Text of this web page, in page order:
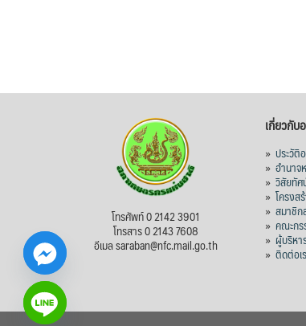
โทรศัพท์ 0 2142 3901
โทรสาร 0 2143 7608
อีเมล saraban@nfc.mail.go.th
เกี่ยวกับ
»ประวัติ
»อำนาจ
»วิสัยทั
»โครงส
»สมาชิก
»คณะก
» ผู้บริหา
»ติดต่อเ